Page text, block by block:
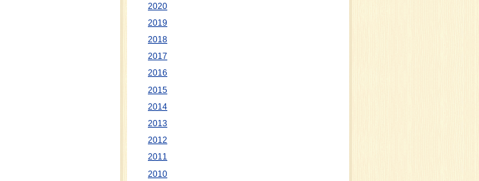
2020
2019
2018
2017
2016
2015
2014
2013
2012
2011
2010